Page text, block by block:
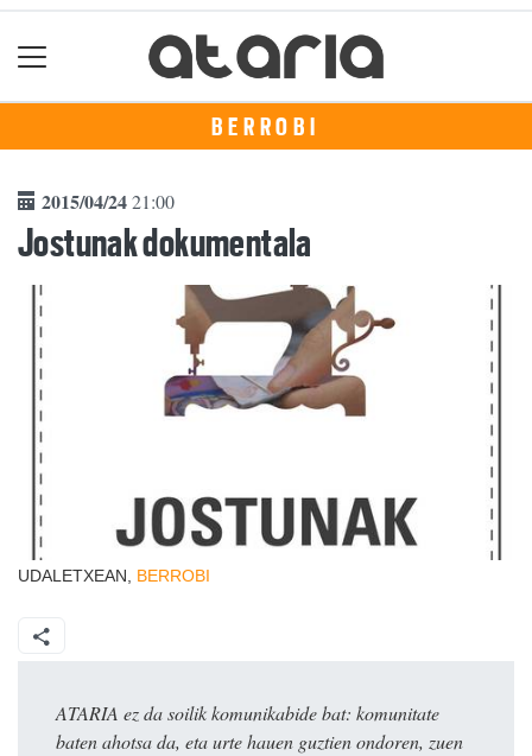
BERROBI
2015/04/2421:00
Jostunak dokumentala
UDALETXEAN, BERROBI
ATARIA ez da soilik komunikabide bat: komunitate
baten ahotsa da, eta urte hauen guztien ondoren, zuen